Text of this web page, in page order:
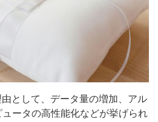
として、データ量の増加、アル
ータの高性能化などが挙げられ